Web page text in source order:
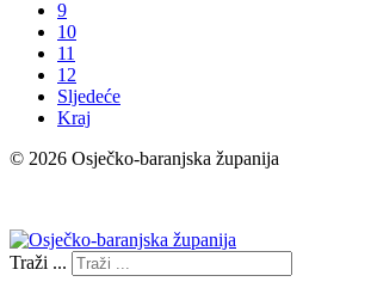
9
10
11
12
Sljedeće
Kraj
© 2026 Osječko-baranjska županija
Traži ...